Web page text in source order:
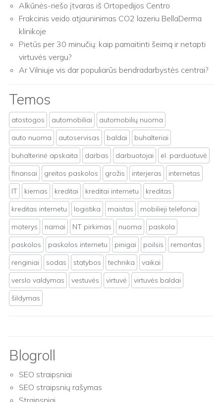
Alkūnės-riešo įtvaras iš Ortopedijos Centro
Frakcinis veido atjauninimas CO2 lazeriu BellaDerma
klinikoje
Pietūs per 30 minučių: kaip pamaitinti šeimą ir netapti
virtuvės vergu?
Ar Vilniuje vis dar populiarūs bendradarbystės centrai?
Temos
atostogos automobiliai
automobilių nuoma
auto nuoma
autoservisas baldai
buhalteriai
buhalterinė apskaita
darbas darbuotojai
el. parduotuvė
finansai
greitos paskolos grožis interjeras
internetas
IT
kiemas kreditai kreditai internetu
kreditas
kreditas internetu
logistika maistas
mobilieji telefonai
moterys
namai NT pirkimas nuoma
paskola
paskolos
paskolos internetu pinigai poilsis
remontas
renginiai
sodas statybos technika
vaikai
verslo valdymas
vestuvės virtuvė
virtuvės baldai
šildymas
Blogroll
SEO straipsniai
SEO straipsnių rašymas